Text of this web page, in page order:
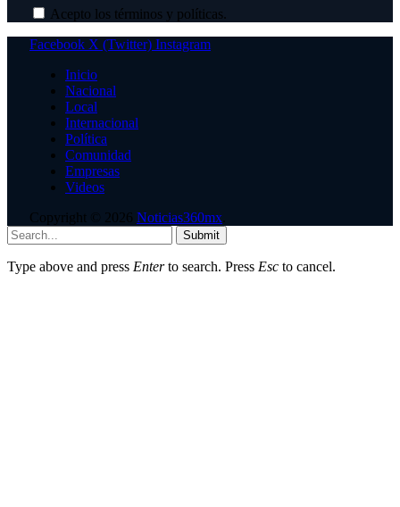
Acepto los términos y políticas.
Facebook X (Twitter) Instagram
Inicio
Nacional
Local
Internacional
Política
Comunidad
Empresas
Videos
Copyright © 2026 Noticias360mx
Submit
Type above and press Enterto search. Press Esc to cancel.